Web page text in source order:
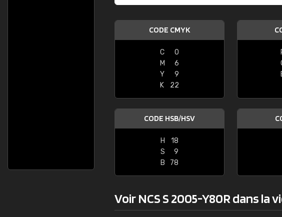
CODE CMYK
C
0
M
6
Y
9
K
22
CODE HSB/HSV
H
18
S
9
B
78
Voir NCS S 2005-Y80R dans la